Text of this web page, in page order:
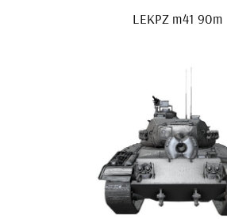
LEKPZ m41 90m